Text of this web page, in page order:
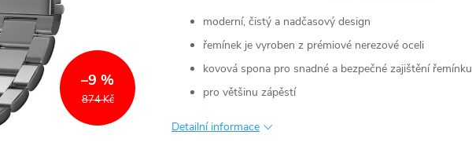
874 Kč
–9 %
moderní, čistý a nadčasový design
řemínek je vyroben z prémiové nerezové oceli
kovová spona pro snadné a bezpečné zajištění řemínku
pro většinu zápěstí
Detailní informace